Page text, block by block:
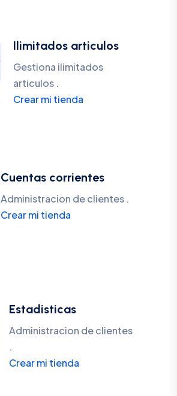
Ilimitados articulos
Gestiona ilimitados
articulos .
Crear mi tienda
Cuentas corrientes
Administracion de clientes .
Crear mi tienda
Estadisticas
Administracion de clientes
.
Crear mi tienda